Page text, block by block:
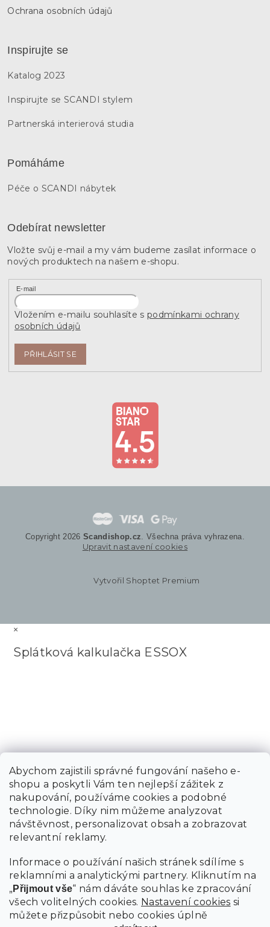
Abychom zajistili správné fungování našeho e-
shopu a poskytli Vám ten nejlepší zážitek z
nakupování, používáme cookies a podobné
technologie. Díky nim můžeme analyzovat
návštěvnost, personalizovat obsah a zobrazovat
relevantní reklamy.
Informace o používání našich stránek sdílíme s
reklamními a analytickými partnery. Kliknutím na
„Přijmout vše“ nám dáváte souhlas ke zpracování
všech volitelných cookies. Nastavení cookies si
můžete přizpůsobit nebo cookies úplně
Ochrana osobních údajů
Inspirujte se
Katalog 2023
Inspirujte se SCANDI stylem
Partnerská interierová studia
Pomáháme
Péče o SCANDI nábytek
Odebírat newsletter
Vložte svůj e-mail a my vám budeme zasílat informace o
nových produktech na našem e-shopu.
E-mail
Vložením e-mailu souhlasíte s podmínkami ochrany
osobních údajů
PŘIHLÁSIT SE
Vytvořil Shoptet Premium
Copyright 2026 Scandishop.cz . Všechna práva vyhrazena.
Upravit nastavení cookies
×
Splátková kalkulačka ESSOX